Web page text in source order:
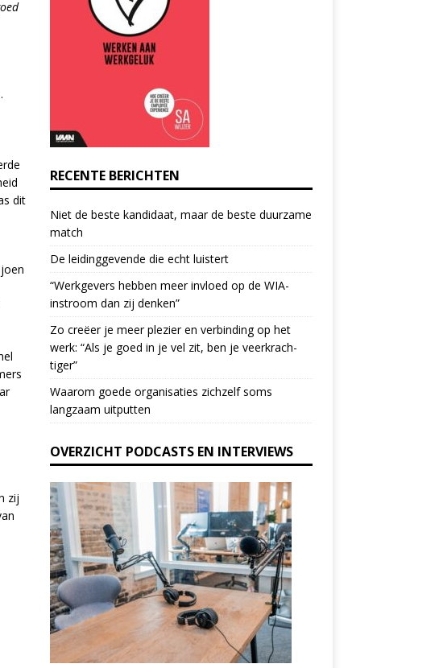
dit
zij
.
P
l
e
a
s
e
l
e
a
v
e
t
h
i
f
e
l
d
b
l
a
n
k
.
RECENTE BERICHTEN
Niet de beste kandidaat, maar de beste duurzame
match
De leidinggevende die echt luistert
“Werkgevers hebben meer invloed op de WIA-
instroom dan zij denken”
Zo creëer je meer plezier en verbinding op het
werk: “Als je goed in je vel zit, ben je veerkrach­
tiger”
Waarom goede organisaties zichzelf soms
langzaam uitputten
OVERZICHT PODCASTS EN INTERVIEWS